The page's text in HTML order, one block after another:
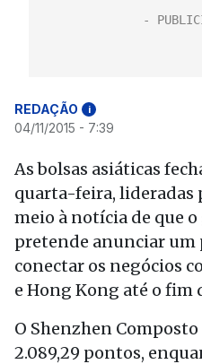
REDAÇÃO i
04/11/2015 - 7:39
As bolsas asiáticas
quarta-feira, lideradas
meio à notícia de que
pretende anunciar um
conectar os negócios
e Hong Kong até o fim
O Shenzhen Composto
2.089,29 pontos,